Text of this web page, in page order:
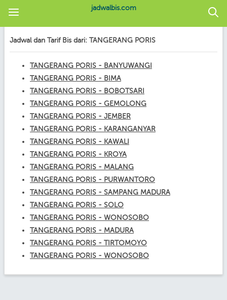
jadwalbis.com
Jadwal dan Tarif Bis dari: TANGERANG PORIS
TANGERANG PORIS - BANYUWANGI
TANGERANG PORIS - BIMA
TANGERANG PORIS - BOBOTSARI
TANGERANG PORIS - GEMOLONG
TANGERANG PORIS - JEMBER
TANGERANG PORIS - KARANGANYAR
TANGERANG PORIS - KAWALI
TANGERANG PORIS - KROYA
TANGERANG PORIS - MALANG
TANGERANG PORIS - PURWANTORO
TANGERANG PORIS - SAMPANG MADURA
TANGERANG PORIS - SOLO
TANGERANG PORIS - WONOSOBO
TANGERANG PORIS - MADURA
TANGERANG PORIS - TIRTOMOYO
TANGERANG PORIS - WONOSOBO